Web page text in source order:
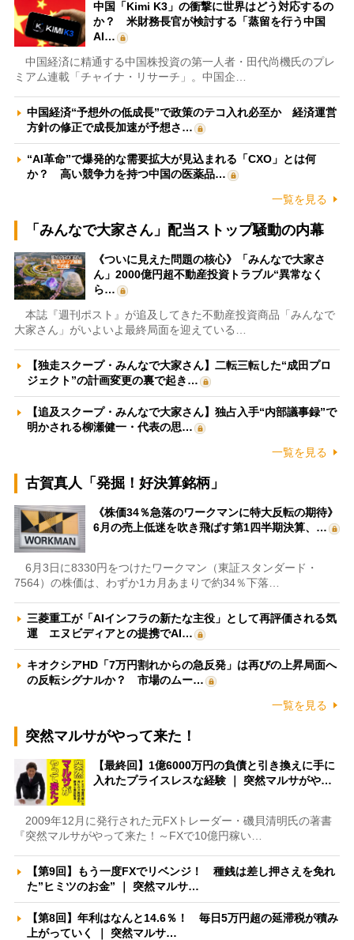
中国「Kimi K3」の衝撃に世界はどう対応するの
か？ 米財務長官が検討する「蒸留を行う中国
AI…
中国経済に精通する中国株投資の第一人者・田代尚機氏のプレ
ミアム連載「チャイナ・リサーチ」。中国企…
中国経済“予想外の低成長”で政策のテコ入れ必至か 経済運営
方針の修正で成長加速が予想さ…
“AI革命”で爆発的な需要拡大が見込まれる「CXO」とは何
か？ 高い競争力を持つ中国の医薬品…
一覧を見る
「みんなで大家さん」配当ストップ騒動の内幕
《ついに見えた問題の核心》「みんなで大家さ
ん」2000億円超不動産投資トラブル“異常なく
ら…
本誌『週刊ポスト』が追及してきた不動産投資商品「みんなで
大家さん」がいよいよ最終局面を迎えている…
【独走スクープ・みんなで大家さん】二転三転した“成田プロ
ジェクト”の計画変更の裏で起き…
【追及スクープ・みんなで大家さん】独占入手“内部議事録”で
明かされる柳瀬健一・代表の思…
一覧を見る
古賀真人「発掘！好決算銘柄」
《株価34％急落のワークマンに特大反転の期待》
6月の売上低迷を吹き飛ばす第1四半期決算、…
6月3日に8330円をつけたワークマン（東証スタンダード・
7564）の株価は、わずか1カ月あまりで約34％下落…
三菱重工が「AIインフラの新たな主役」として再評価される気
運 エヌビディアとの提携でAI…
キオクシアHD「7万円割れからの急反発」は再びの上昇局面へ
の反転シグナルか？ 市場のムー…
一覧を見る
突然マルサがやって来た！
【最終回】1億6000万円の負債と引き換えに手に
入れたプライスレスな経験 ｜ 突然マルサがや…
2009年12月に発行された元FXトレーダー・磯貝清明氏の著書
『突然マルサがやって来た！～FXで10億円稼い…
【第9回】もう一度FXでリベンジ！ 種銭は差し押さえを免れ
た”ヒミツのお金” ｜ 突然マルサ…
【第8回】年利はなんと14.6％！ 毎日5万円超の延滞税が積み
上がっていく ｜ 突然マルサ…